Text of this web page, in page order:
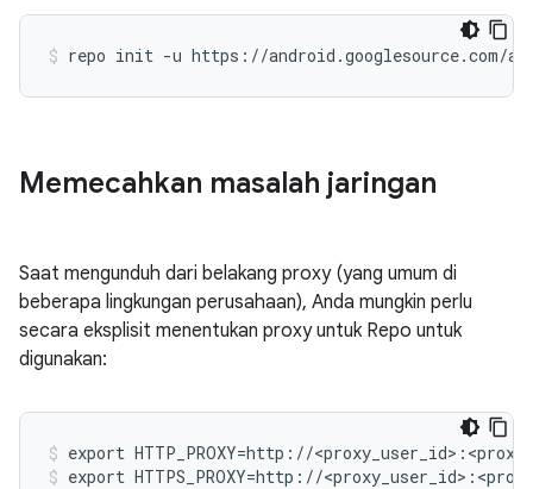
Memecahkan masalah jaringan
Saat mengunduh dari belakang proxy (yang umum di
beberapa lingkungan perusahaan), Anda mungkin perlu
secara eksplisit menentukan proxy untuk Repo untuk
digunakan:
export HTTP_PROXY=http://
export HTTPS_PROXY=http://